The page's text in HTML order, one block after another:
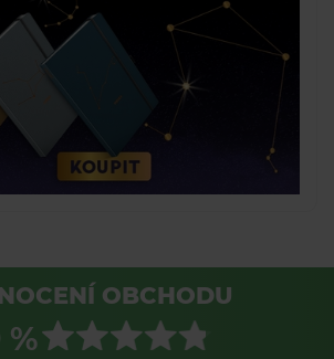
OBCHODU
%